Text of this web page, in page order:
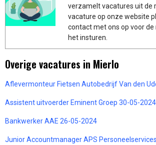
verzamelt vacatures uit de
vacature op onze website
contact met ons op voor
het insturen.
Overige vacatures in Mierlo
Aflevermonteur Fietsen Autobedrijf Van den
Assistent uitvoerder Eminent Groep 30-05-2024
Bankwerker AAE 26-05-2024
Junior Accountmanager APS